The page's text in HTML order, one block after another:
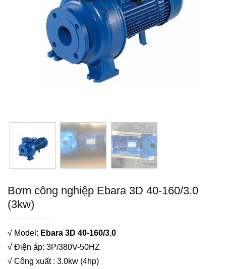
Bơm công nghiệp Ebara 3D 40-160/3.0
(3kw)
√ Model: Ebara 3D 40-160/3.0
√ Điện áp: 3P/380V-50HZ
√ Công xuất : 3.0kw (4hp)